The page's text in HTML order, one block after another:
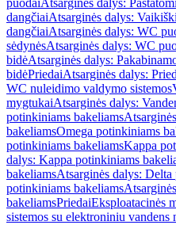
puodaiAtsarginės dalys:
dangčiaiAtsarginės dalys:
dangčiaiAtsarginės dalys: WC
sėdynėsAtsarginės dalys: WC
bidėAtsarginės dalys:
bidėPriedaiAtsarginės dalys:
WC nuleidimo valdymo sistemos
mygtukaiAtsarginės dalys:
potinkiniams bakeliams
bakeliamsOmega potinkiniams
potinkiniams bakeliamsKappa
dalys: Kappa potinkiniams
bakeliamsAtsarginės dalys:
potinkiniams bakeliams
bakeliamsPriedaiEksploatacinės
sistemos su elektroniniu vandens